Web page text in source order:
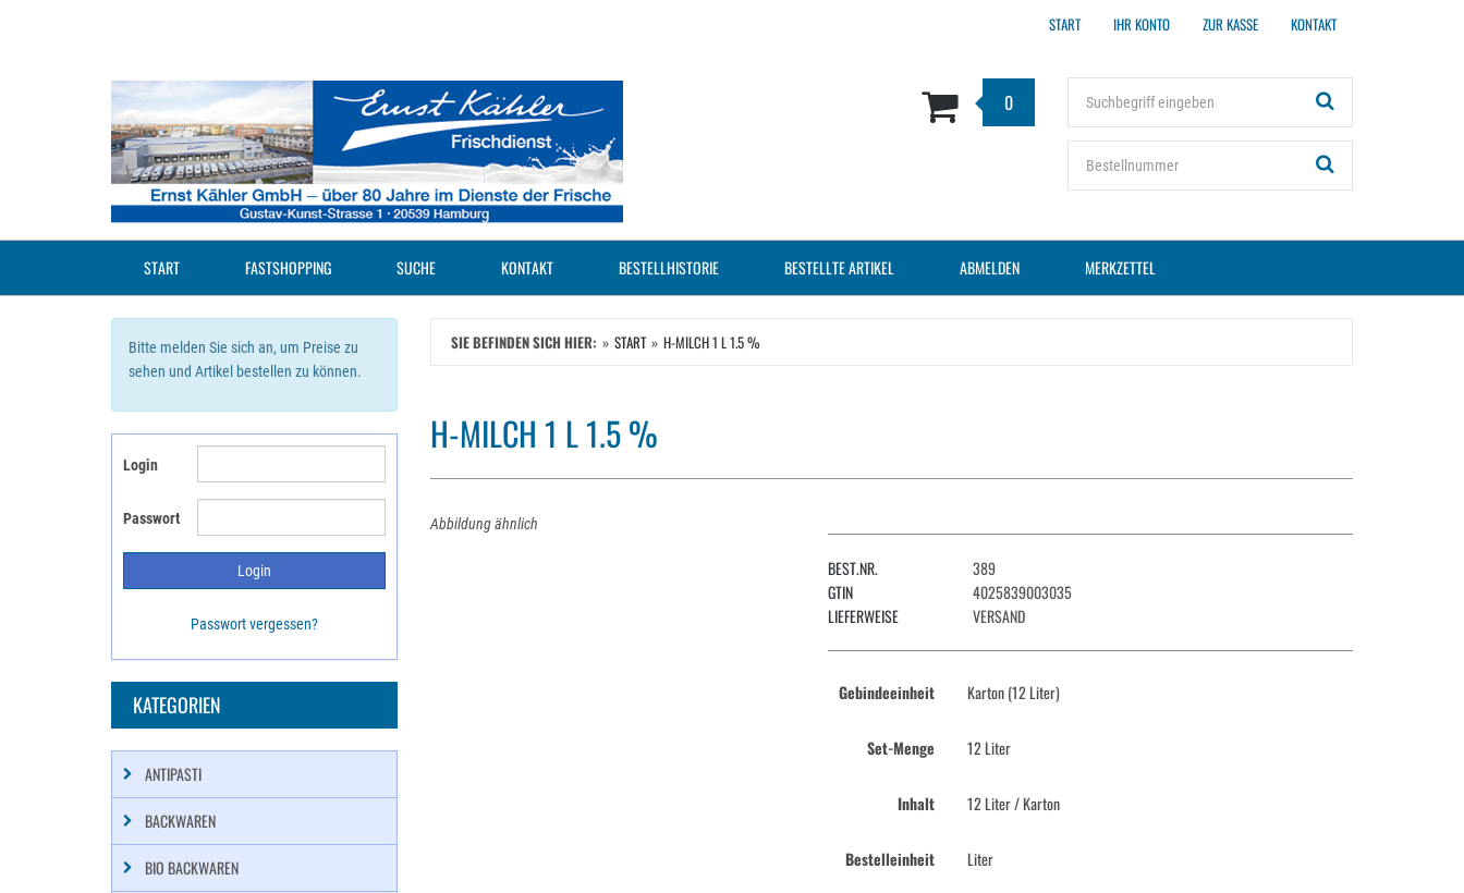
START IHR KONTO ZUR KASSE KONTAKT
0
START FASTSHOPPING SUCHE KONTAKT BESTELLHISTORIE BESTELLTE ARTIKEL ABMELDEN MERKZETTEL
SIE BEFINDEN SICH HIER: START H-MILCH 1 L 1.5 %
H-MILCH 1 L 1.5 %
Abbildung ähnlich
BEST.NR.
389
GTIN
4025839003035
LIEFERWEISE
VERSAND
Gebindeeinheit Karton (12 Liter)
Set-Menge 12 Liter
Inhalt 12 Liter/ Karton
Bestelleinheit Liter
Bitte melden Sie sich an, um Preise zu
sehen und Artikel bestellen zu können.
Login
Passwort
Passwort vergessen?
KATEGORIEN
ANTIPASTI
BACKWAREN
BIO BACKWAREN